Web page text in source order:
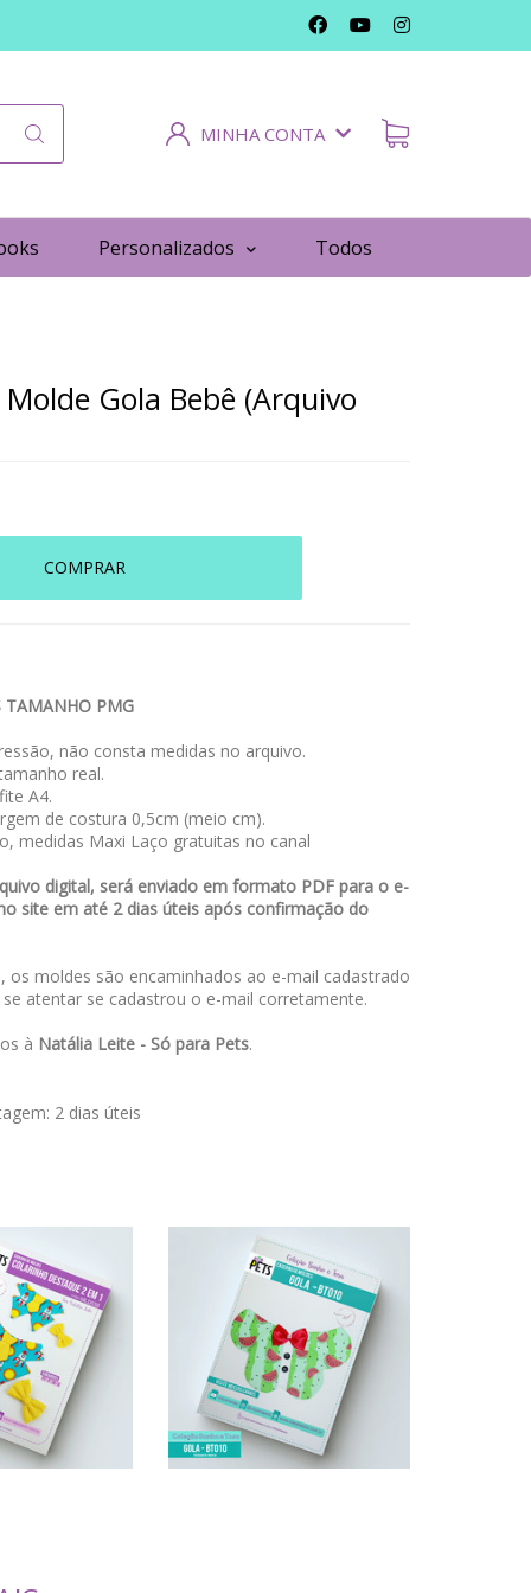
MINHA CONTA
Personalizados Todos
Gola Bebê (Arquivo
COMPRAR
PMG
não consta medidas no arquivo.
real.
A4.
de costura 0,5cm (meio cm).
medidas Maxi Laço gratuitas no canal
digital, será enviado em formato PDF para o e-
site em até 2 dias úteis após confirmação do
os moldes são encaminhados ao e-mail cadastrado
atentar se cadastrou o e-mail corretamente.
à Natália Leite - Só para Pets.
2 dias úteis